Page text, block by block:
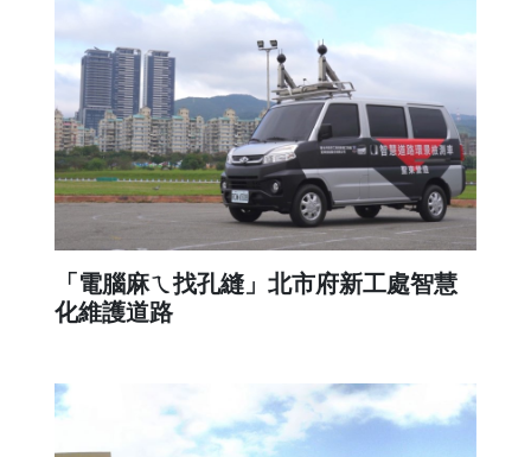
「電腦麻ㄟ找孔縫」北市府新工處智慧
化維護道路